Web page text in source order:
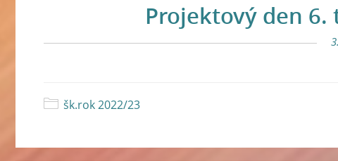
Projektový den 6.
šk.rok 2022/23